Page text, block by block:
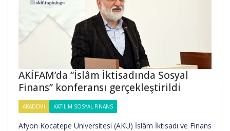
AKİFAM’da “İslâm İktisadında Sosyal
Finans” konferansı gerçekleştirildi
AKADEMI KATILIM SOSYAL FINANS
Afyon Kocatepe Üniversitesi (AKÜ) İslâm İktisadı ve Finans